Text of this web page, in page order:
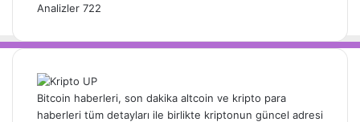
Analizler 722
Bitcoin haberleri, son dakika altcoin ve kripto para
haberleri tüm detayları ile birlikte kriptonun güncel adresi